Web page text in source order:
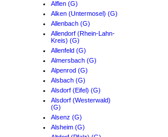
Alflen (G)
Alken (Untermosel) (G)
Allenbach (G)
Allendorf (Rhein-Lahn-
Kreis) (G)
Allenfeld (G)
Almersbach (G)
Alpenrod (G)
Alsbach (G)
Alsdorf (Eifel) (G)
Alsdorf (Westerwald)
(G)
Alsenz (G)
Alsheim (G)